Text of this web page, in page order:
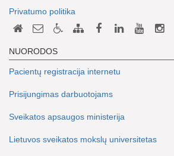
Privatumo politika
NUORODOS
Pacientų registracija internetu
Prisijungimas darbuotojams
Sveikatos apsaugos ministerija
Lietuvos sveikatos mokslų universitetas